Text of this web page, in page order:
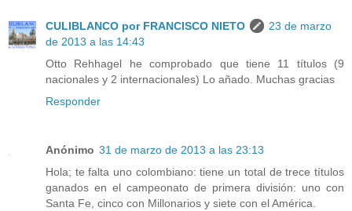
CULIBLANCO por FRANCISCO NIETO
23 de marzo
de 2013 a las 14:43
Otto Rehhagel he comprobado que tiene 11 títulos (9
nacionales y 2 internacionales) Lo añado. Muchas gracias
Responder
Anónimo 31 de marzo de 2013 a las 23:13
Hola; te falta uno colombiano: tiene un total de trece títulos
ganados en el campeonato de primera división: uno con
Santa Fe, cinco con Millonarios y siete con el América.